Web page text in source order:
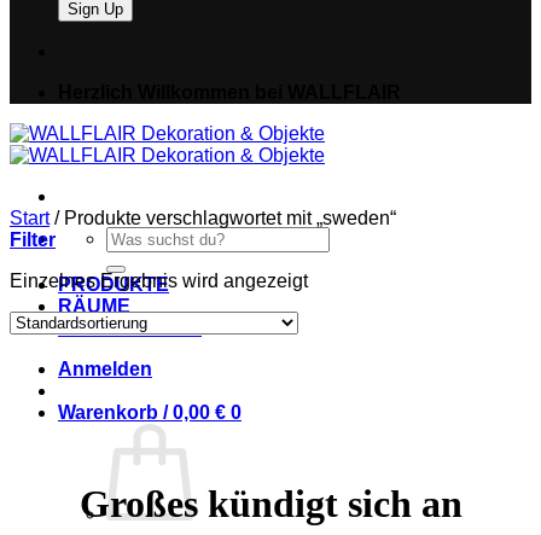
Suche
nach:
PRODUKTE
RÄUME
IDEEN & NEWS
Anmelden
Warenkorb /0,00 € 0
Start /Produkte verschlagwortet mit „sweden“
Filter
Einzelnes Ergebnis wird angezeigt
Großes kündigt sich an